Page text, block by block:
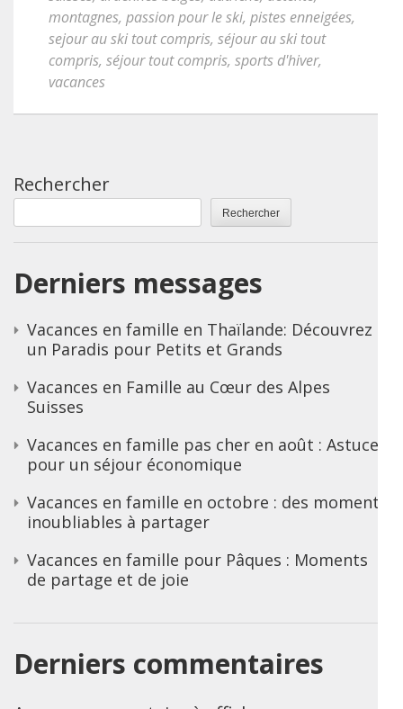
montagnes, passion pour le ski, pistes enneigées,
sejour au ski tout compris, séjour au ski tout
compris, séjour tout compris, sports d'hiver,
vacances
Rechercher
Rechercher
Derniers messages
Vacances en famille en Thaïlande: Découvrez
un Paradis pour Petits et Grands
Vacances en Famille au Cœur des Alpes
Suisses
Vacances en famille pas cher en août : Astuces
pour un séjour économique
Vacances en famille en octobre : des moments
inoubliables à partager
Vacances en famille pour Pâques : Moments
de partage et de joie
Derniers commentaires